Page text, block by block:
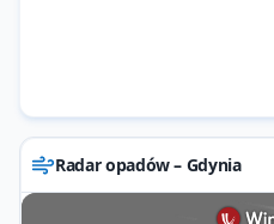
Radar opadów – Gdynia